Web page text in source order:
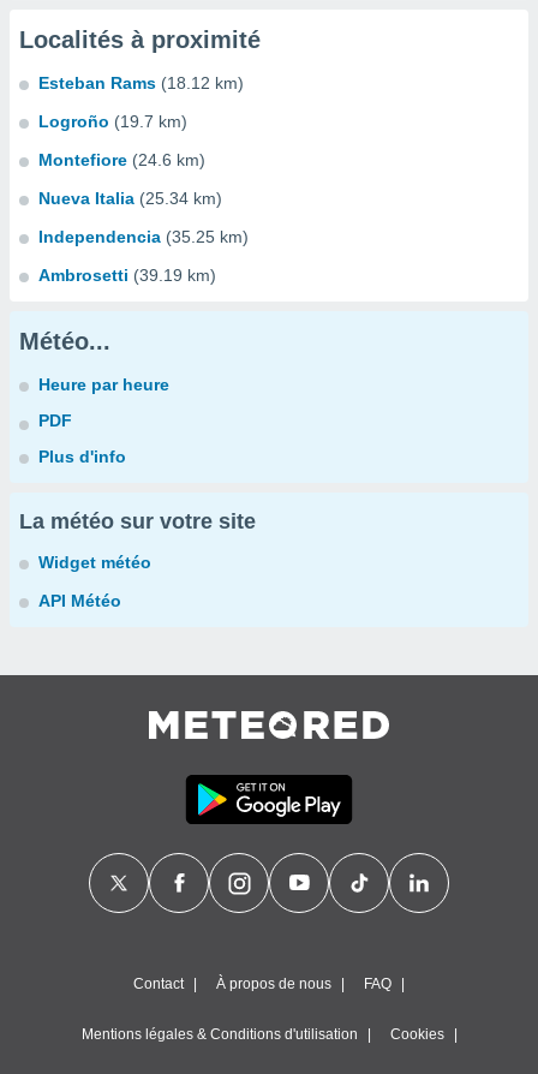
Localités à proximité
Esteban Rams (18.12 km)
Logroño (19.7 km)
Montefiore (24.6 km)
Nueva Italia (25.34 km)
Independencia (35.25 km)
Ambrosetti (39.19 km)
Météo...
Heure par heure
PDF
Plus d'info
La météo sur votre site
Widget météo
API Météo
Contact À propos de nous FAQ
Mentions légales & Conditions d'utilisation Cookies